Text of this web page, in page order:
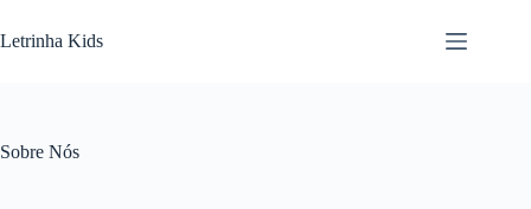
Letrinha Kids
Sobre Nós